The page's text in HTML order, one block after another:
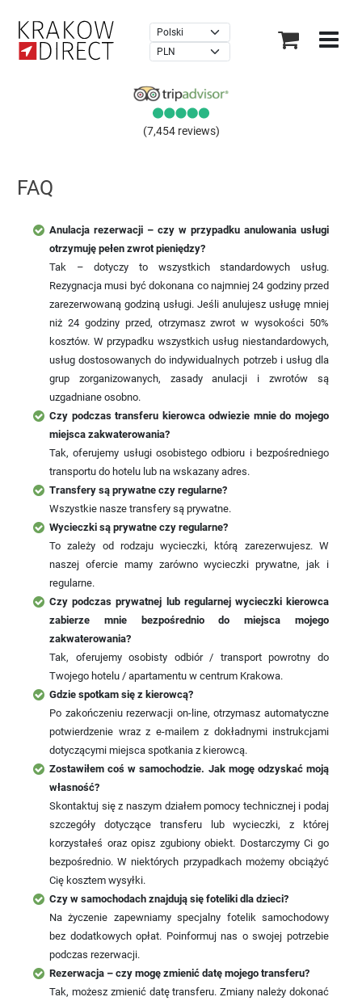
(7,454 reviews)
FAQ
Anulacja rezerwacji – czy w przypadku anulowania usługi
otrzymuję pełen zwrot pieniędzy?
Tak – dotyczy to wszystkich standardowych usług.
Rezygnacja musi być dokonana co najmniej 24 godziny przed
zarezerwowaną godziną usługi. Jeśli anulujesz usługę mniej
niż 24 godziny przed, otrzymasz zwrot w wysokości 50%
kosztów. W przypadku wszystkich usług niestandardowych,
usług dostosowanych do indywidualnych potrzeb i usług dla
grup zorganizowanych, zasady anulacji i zwrotów są
uzgadniane osobno.
Czy podczas transferu kierowca odwiezie mnie do mojego
miejsca zakwaterowania?
Tak, oferujemy usługi osobistego odbioru i bezpośredniego
transportu do hotelu lub na wskazany adres.
Transfery są prywatne czy regularne?
Wszystkie nasze transfery są prywatne.
Wycieczki są prywatne czy regularne?
To zależy od rodzaju wycieczki, którą zarezerwujesz. W
naszej ofercie mamy zarówno wycieczki prywatne, jak i
regularne.
Czy podczas prywatnej lub regularnej wycieczki kierowca
zabierze mnie bezpośrednio do miejsca mojego
zakwaterowania?
Tak, oferujemy osobisty odbiór / transport powrotny do
Twojego hotelu / apartamentu w centrum Krakowa.
Gdzie spotkam się z kierowcą?
Po zakończeniu rezerwacji on-line, otrzymasz automatyczne
potwierdzenie wraz z e-mailem z dokładnymi instrukcjami
dotyczącymi miejsca spotkania z kierowcą.
Zostawiłem coś w samochodzie. Jak mogę odzyskać moją
własność?
Skontaktuj się z naszym działem pomocy technicznej i podaj
szczegóły dotyczące transferu lub wycieczki, z której
korzystałeś oraz opisz zgubiony obiekt. Dostarczymy Ci go
bezpośrednio. W niektórych przypadkach możemy obciążyć
Cię kosztem wysyłki.
Czy w samochodach znajdują się foteliki dla dzieci?
Na życzenie zapewniamy specjalny fotelik samochodowy
bez dodatkowych opłat. Poinformuj nas o swojej potrzebie
podczas rezerwacji.
Rezerwacja – czy mogę zmienić datę mojego transferu?
Tak, możesz zmienić datę transferu. Zmiany należy dokonać